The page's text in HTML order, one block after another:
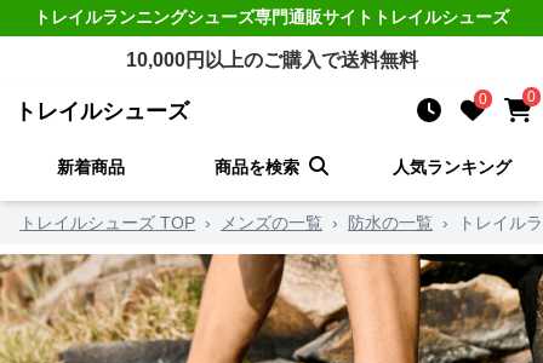
トレイルランニングシューズ専門通販サイト トレイルシューズ
10,000円以上のご購入で送料無料
トレイルシューズ 0 0
新着商品 商品を検索 人気ランキング
トレイルシューズ TOP › メンズの一覧 › 防水の一覧 › トレイル